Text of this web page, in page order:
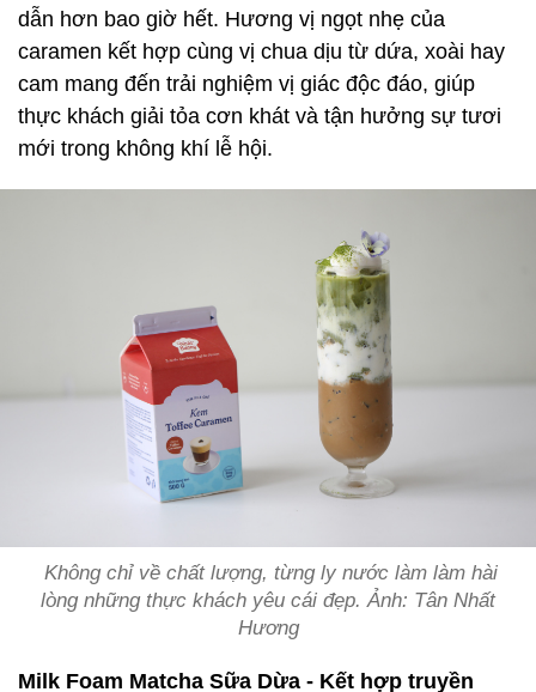
dẫn hơn bao giờ hết. Hương vị ngọt nhẹ của
caramen kết hợp cùng vị chua dịu từ dứa, xoài hay
cam mang đến trải nghiệm vị giác độc đáo, giúp
thực khách giải tỏa cơn khát và tận hưởng sự tươi
mới trong không khí lễ hội.
Không chỉ về chất lượng, từng ly nước làm làm hài
lòng những thực khách yêu cái đẹp. Ảnh: Tân Nhất
Hương
Milk Foam Matcha Sữa Dừa - Kết hợp truyền